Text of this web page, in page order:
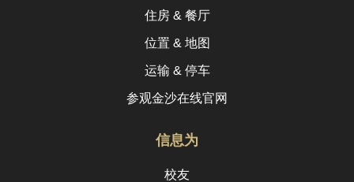
住房 & 餐厅
位置 & 地图
运输 & 停车
参观金沙在线官网
信息为
校友